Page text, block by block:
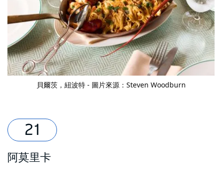
貝爾茨，紐波特 - 圖片來源：Steven Woodburn
阿莫里卡